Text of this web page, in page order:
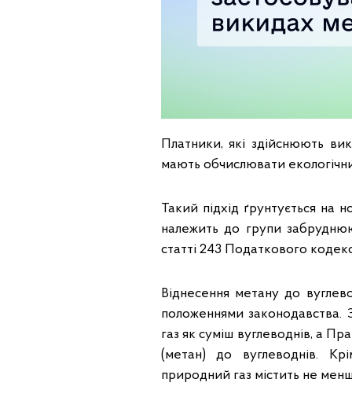
Платники, які здійснюють
мають обчислювати
Такий підхід ґрунтується на
належить до групи
статті 243 Податкового
Віднесення метану до
положеннями
газ як суміш вуглеводнів, а
(метан) до вуглеводнів.
природний газ містить не